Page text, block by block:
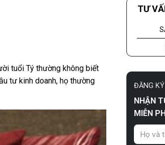
tuổi Tý thường không biết
tư kinh doanh, họ thường
TƯ
ĐĂNG
NHẬN
MIỄN PHÍ